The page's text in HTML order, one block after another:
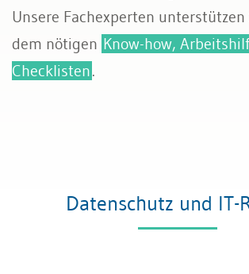
Allgemeines Privatrecht
Datenschutz und IT-Recht
Unsere Fachexperten
dem nötigen Know-how,
Checklisten.
Datenschutz und IT-